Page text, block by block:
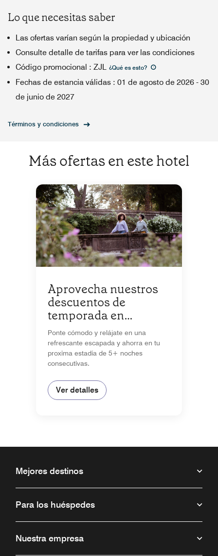
Lo que necesitas saber
Las ofertas varían según la propiedad y ubicación
Consulte detalle de tarifas para ver las condiciones
Código promocional : ZJL ¿Qué es esto?
Fechas de estancia válidas : 01 de agosto de 2026 - 30
de junio de 2027
Términos y condiciones
Más ofertas en este hotel
Aprovecha nuestros
descuentos de
temporada en
estadías de 5+ noches
Ponte cómodo y relájate en una
refrescante escapada y ahorra en tu
proxima estadía de 5+ noches
consecutivas.
Ver detalles
Mejores destinos
Para los huéspedes
Nuestra empresa